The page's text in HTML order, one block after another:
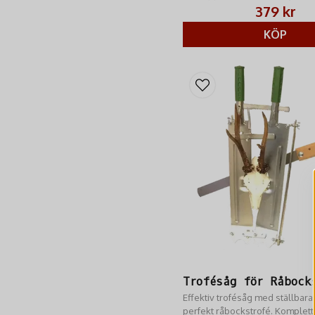
mm tjock för ökad skjutkomfort.
flesta vapenkolvar.
379 kr
KÖP
Trofésåg för
Effektiv trofésåg med
perfekt råbockstrofé. Komplett